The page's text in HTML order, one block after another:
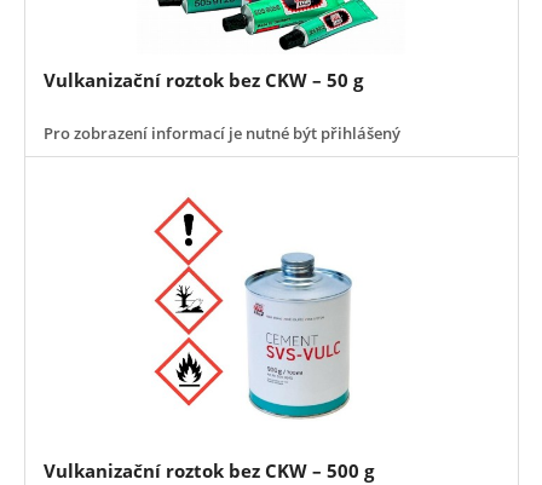
Vulkanizační roztok bez CKW – 50 g
Pro zobrazení informací je nutné být přihlášený
Vulkanizační roztok bez CKW – 500 g